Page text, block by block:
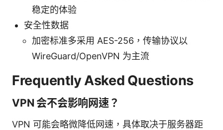
稳定的体验
安全性数据
加密标准多采用 AES-256，传输协议以
WireGuard/OpenVPN 为主流
Frequently Asked Questions
VPN 会不会影响网速？
VPN 可能会略微降低网速，具体取决于服务器距